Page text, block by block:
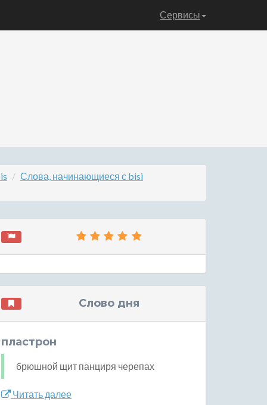
Сервисы
Слова, начинающиеся с bisi
Слово дня
пластрон
брюшной щит панциря черепах
Читать далее